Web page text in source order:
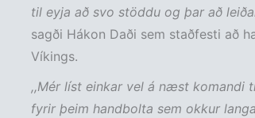
til eyja að svo stöddu og þar að
sagði Hákon Daði sem staðfesti að
Víkings.
,,Mér líst einkar vel á næst komandi
fyrir þeim handbolta sem okkur